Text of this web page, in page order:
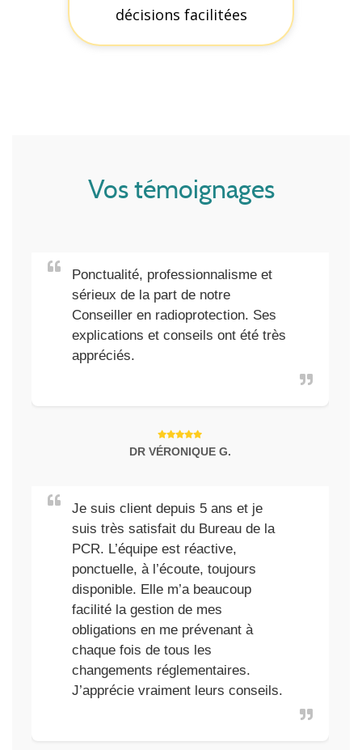
décisions facilitées
faciliter votre prise de décision.
Vos témoignages
Ponctualité, professionnalisme et
sérieux de la part de notre
Conseiller en radioprotection. Ses
explications et conseils ont été très
appréciés.
DR VÉRONIQUE G.
Je suis client depuis 5 ans et je
suis très satisfait du Bureau de la
PCR. L’équipe est réactive,
ponctuelle, à l’écoute, toujours
disponible. Elle m’a beaucoup
facilité la gestion de mes
obligations en me prévenant à
chaque fois de tous les
changements réglementaires.
J’apprécie vraiment leurs conseils.